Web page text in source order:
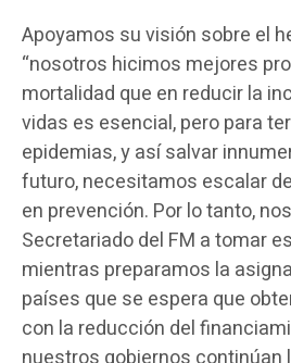
Apoyamos su visión sobre el
“nosotros hicimos mejores
mortalidad que en reducir la
vidas es esencial, pero para
epidemias, y así salvar
futuro, necesitamos escalar
en prevención. Por lo tanto,
Secretariado del FM a tomar
mientras preparamos la
países que se espera que
con la reducción del